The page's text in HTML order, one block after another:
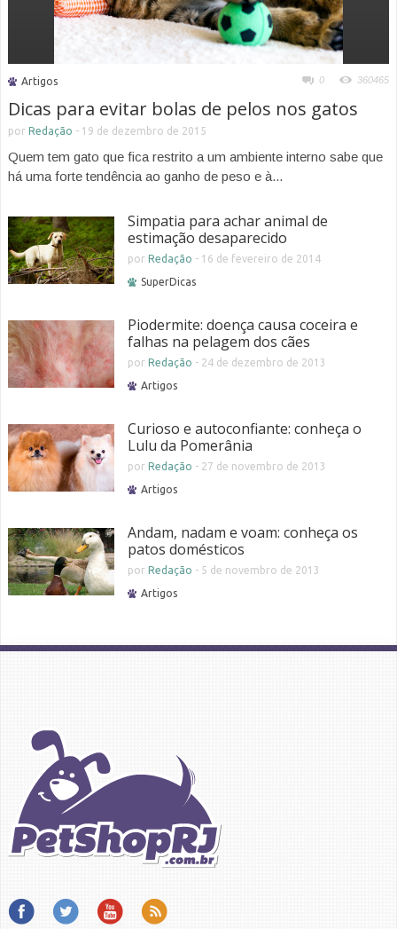
Artigos 0 360465
Dicas para evitar bolas de pelos nos gatos
por Redação - 19 de dezembro de 2015
Quem tem gato que fica restrito a um ambiente interno sabe que
há uma forte tendência ao ganho de peso e à...
Simpatia para achar animal de
estimação desaparecido
por Redação - 16 de fevereiro de 2014
SuperDicas
Piodermite: doença causa coceira e
falhas na pelagem dos cães
por Redação - 24 de dezembro de 2013
Artigos
Curioso e autoconfiante: conheça o
Lulu da Pomerânia
por Redação - 27 de novembro de 2013
Artigos
Andam, nadam e voam: conheça os
patos domésticos
por Redação - 5 de novembro de 2013
Artigos